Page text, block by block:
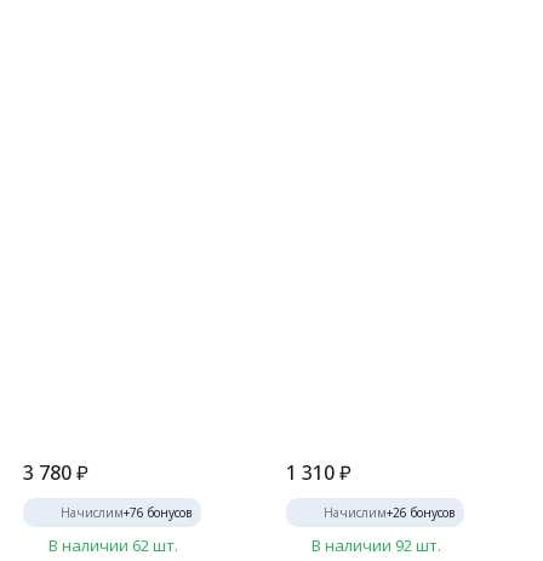
3 780₽
Начислим+76 бонусов
В наличии 62 шт.
1 310 ₽
Начислим+26 бонусов
В наличии 92 шт.